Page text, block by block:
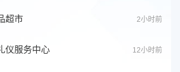
2小时前
超市
12小时前
仪服务中心